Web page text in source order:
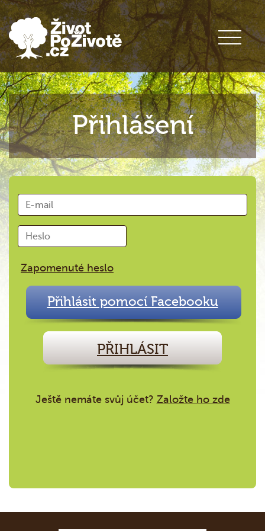
Přihlášení
Zapomenuté heslo
Přihlásit pomocí Facebooku
PŘIHLÁSIT
Ještě nemáte svůj účet? Založte ho zde